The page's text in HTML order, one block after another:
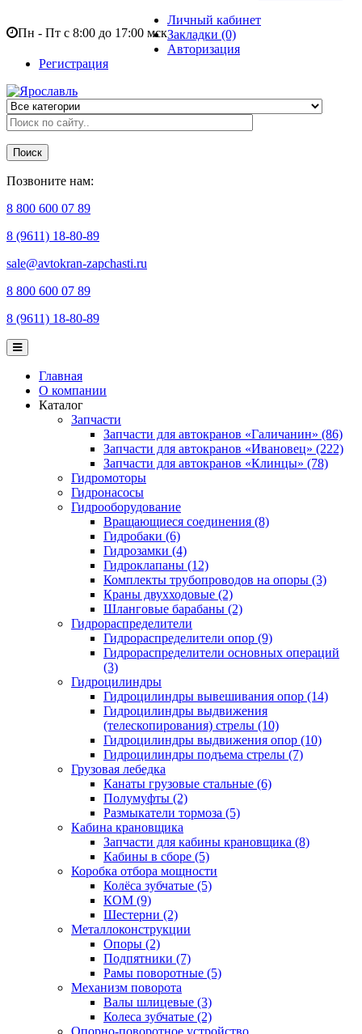
Пн - Пт с 8:00 до 17:00 мск
Личный кабинет
Закладки (0)
Авторизация
Регистрация
Поиск
Позвоните нам:
8 800 600 07 89
8 (9611) 18-80-89
sale@avtokran-zapchasti.ru
8 800 600 07 89
8 (9611) 18-80-89
Главная
О компании
Каталог
Запчасти
Запчасти для автокранов «Галичанин» (86)
Запчасти для автокранов «Ивановец» (222)
Запчасти для автокранов «Клинцы» (78)
Гидромоторы
Гидронасосы
Гидрооборудование
Вращающиеся соединения (8)
Гидробаки (6)
Гидрозамки (4)
Гидроклапаны (12)
Комплекты трубопроводов на опоры (3)
Краны двухходовые (2)
Шланговые барабаны (2)
Гидрораспределители
Гидрораспределители опор (9)
Гидрораспределители основных операций
(3)
Гидроцилиндры
Гидроцилиндры вывешивания опор (14)
Гидроцилиндры выдвижения
(телескопирования) стрелы (10)
Гидроцилиндры выдвижения опор (10)
Гидроцилиндры подъема стрелы (7)
Грузовая лебедка
Канаты грузовые стальные (6)
Полумуфты (2)
Размыкатели тормоза (5)
Кабина крановщика
Запчасти для кабины крановщика (8)
Кабины в сборе (5)
Коробка отбора мощности
Колёса зубчатые (5)
КОМ (9)
Шестерни (2)
Металлоконструкции
Опоры (2)
Подпятники (7)
Рамы поворотные (5)
Механизм поворота
Валы шлицевые (3)
Колеса зубчатые (2)
Опорно-поворотное устройство